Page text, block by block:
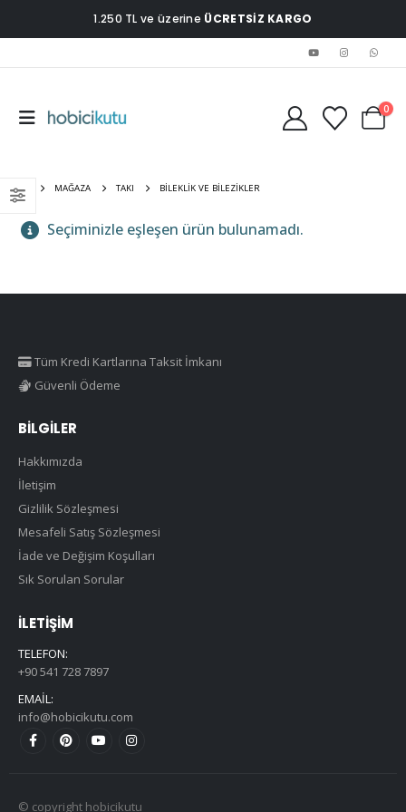
1.250 TL ve üzerine ÜCRETSİZ KARGO
0
EV MAĞAZA TAKI BILEKLIK VE BILEZIKLER
Seçiminizle eşleşen ürün bulunamadı.
Tüm Kredi Kartlarına Taksit İmkanı
Güvenli Ödeme
BILGILER
Hakkımızda
İletişim
Gizlilik Sözleşmesi
Mesafeli Satış Sözleşmesi
İade ve Değişim Koşulları
Sık Sorulan Sorular
İLETIŞIM
TELEFON:
+90 541 728 7897
EMAIL:
info@hobicikutu.com
© copyright hobicikutu